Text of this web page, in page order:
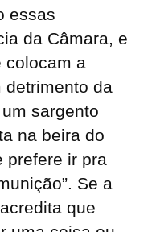
essas
da Câmara, e
colocam a
detrimento da
sargento
na beira do
prefere ir pra
Se a
que